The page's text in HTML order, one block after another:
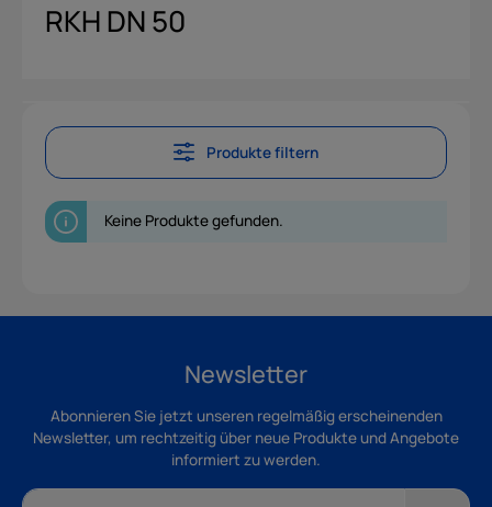
RKH DN 50
Produkte filtern
Keine Produkte gefunden.
Newsletter
Abonnieren Sie jetzt unseren regelmäßig erscheinenden
Newsletter, um rechtzeitig über neue Produkte und Angebote
informiert zu werden.